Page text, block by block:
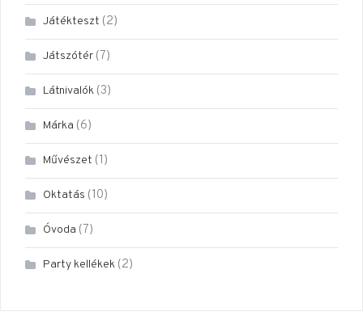
Játékteszt (2)
Játszótér (7)
Látnivalók (3)
Márka (6)
Művészet (1)
Oktatás (10)
Óvoda (7)
Party kellékek (2)